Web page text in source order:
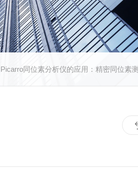
Picarro同位素分析仪的应用：精密同位素测量的革命性